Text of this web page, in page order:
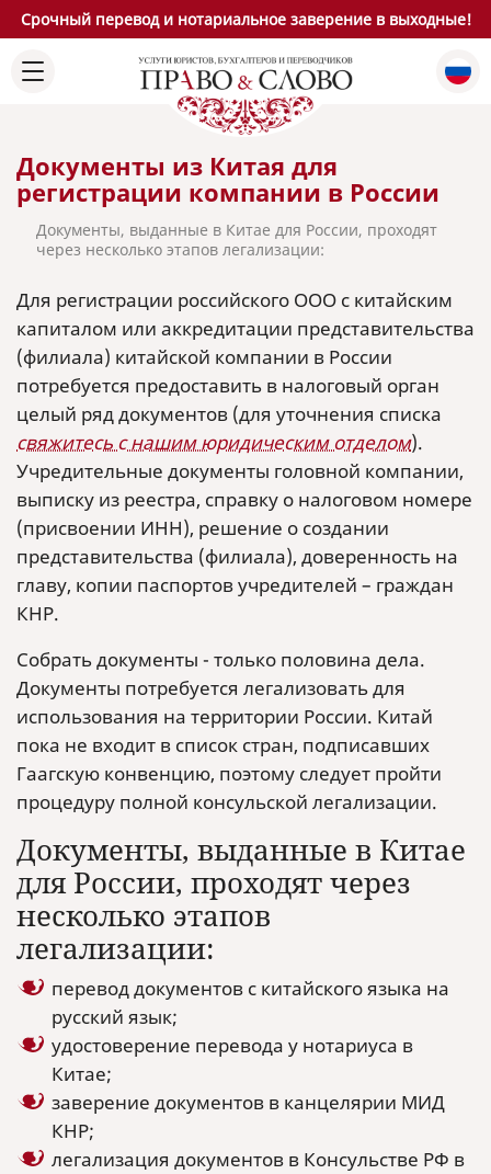
Срочный перевод и нотариальное заверение в выходные!
Документы из Китая для
регистрации компании в России
Документы, выданные в Китае для России, проходят
через несколько этапов легализации:
Для регистрации российского ООО с китайским
капиталом или аккредитации представительства
(филиала) китайской компании в России
потребуется предоставить в налоговый орган
целый ряд документов (для уточнения списка
свяжитесь с нашим юридическим отделом).
Учредительные документы головной компании,
выписку из реестра, справку о налоговом номере
(присвоении ИНН), решение о создании
представительства (филиала), доверенность на
главу, копии паспортов учредителей – граждан
КНР.
Собрать документы - только половина дела.
Документы потребуется легализовать для
использования на территории России. Китай
пока не входит в список стран, подписавших
Гаагскую конвенцию, поэтому следует пройти
процедуру полной консульской легализации.
Документы, выданные в Китае
для России, проходят через
несколько этапов
легализации:
перевод документов с китайского языка на
русский язык;
удостоверение перевода у нотариуса в
Китае;
заверение документов в канцелярии МИД
КНР;
легализация документов в Консульстве РФ в